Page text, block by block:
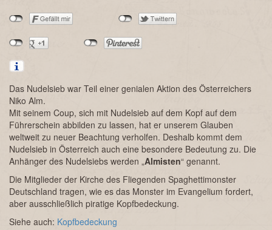
Das Nudelsieb war Teil einer genialen Aktion des Österreichers
Niko Alm.
Mit seinem Coup, sich mit Nudelsieb auf dem Kopf auf dem
Führerschein abbilden zu lassen, hat er unserem Glauben
weltweit zu neuer Beachtung verholfen. Deshalb kommt dem
Nudelsieb in Österreich auch eine besondere Bedeutung zu. Die
Anhänger des Nudelsiebs werden „Almisten“ genannt.
Die Mitglieder der Kirche des Fliegenden Spaghettimonster
Deutschland tragen, wie es das Monster im Evangelium fordert,
aber ausschließlich piratige Kopfbedeckung.
Siehe auch: Kopfbedeckung